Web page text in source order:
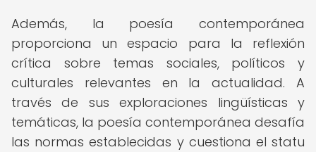
Además, la poesía contemporánea
proporciona un espacio para la reflexión
crítica sobre temas sociales, políticos y
culturales relevantes en la actualidad. A
través de sus exploraciones lingüísticas y
temáticas, la poesía contemporánea desafía
las normas establecidas y cuestiona el statu